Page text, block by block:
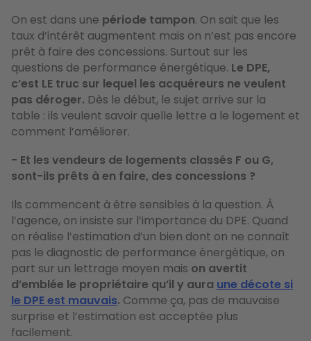
On est dans une période tampon. On sait que les
taux d’intérêt augmentent mais on n’est pas encore
prêt à faire des concessions. Surtout sur les
questions de performance énergétique. Le DPE,
c’est LE truc sur lequel les acquéreurs ne veulent
pas déroger. Dès le début, le sujet arrive sur la
table : ils veulent savoir quelle lettre a le logement et
comment l’améliorer.
- Et les vendeurs de logements classés F ou G,
sont-ils prêts à en faire, des concessions ?
Ils commencent à être sensibles à la question. À
l’agence, on insiste sur l’importance du DPE. Quand
on réalise l’estimation d’un bien dont on ne connaît
pas le diagnostic de performance énergétique, on
part sur un lettrage moyen mais on avertit
d’emblée le propriétaire qu’il y aura une décote si
le DPE est mauvais. Comme ça, pas de mauvaise
surprise et l’estimation est acceptée plus
facilement.